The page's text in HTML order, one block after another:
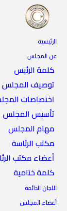
الرئيسية
عن المجلس
كلمة الرئيس
توصيف المجلس
اختصاصات
تأسيس المجلس
مهام المجلس
مكتب الرئاسة
أعضاء مكتب
كلمة ختامية
اللجان الدائمة
أعضاء المجلس